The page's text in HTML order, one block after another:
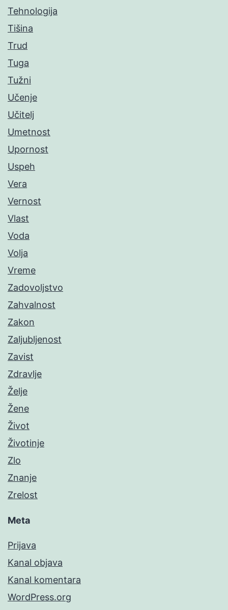
Tehnologija
Tišina
Trud
Tuga
Tužni
Učenje
Učitelj
Umetnost
Upornost
Uspeh
Vera
Vernost
Vlast
Voda
Volja
Vreme
Zadovoljstvo
Zahvalnost
Zakon
Zaljubljenost
Zavist
Zdravlje
Želje
Žene
Život
Životinje
Zlo
Znanje
Zrelost
Meta
Prijava
Kanal objava
Kanal komentara
WordPress.org